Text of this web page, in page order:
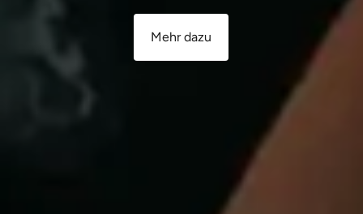
Mehr dazu